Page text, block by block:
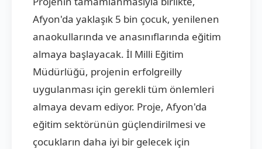
Afyon'da yaklaşık 5 bin çocuk, yenilenen
anaokullarında ve anasınıflarında eğitim
almaya başlayacak. İl Milli Eğitim
Müdürlüğü, projenin erfolgreilly
uygulanması için gerekli tüm önlemleri
almaya devam ediyor. Proje, Afyon'da
eğitim sektörünün güçlendirilmesi ve
çocukların daha iyi bir gelecek için